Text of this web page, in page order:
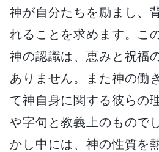
神が自分たちを励まし、
れることを求めます。こ
神の認識は、恵みと祝福
ありません。また神の働
て神自身に関する彼らの
や字句と教義上のもので
かし中には、神の性質を